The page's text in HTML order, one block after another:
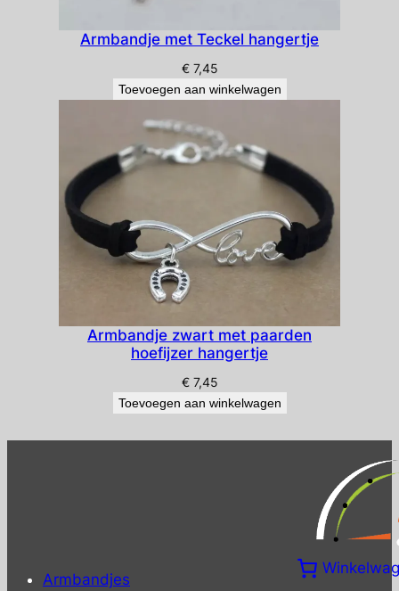
Armbandje met Teckel hangertje
€7,45
Toevoegen aan winkelwagen
Armbandje zwart met paarden
hoefijzer hangertje
€7,45
Toevoegen aan winkelwagen
Armbandjes